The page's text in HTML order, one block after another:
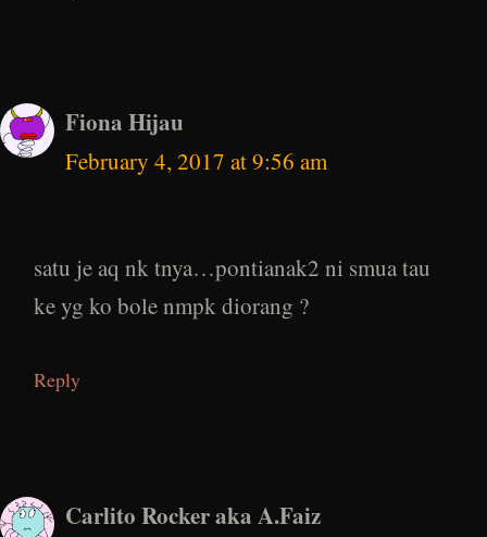
Fiona Hijau
February 4, 2017 at 9:56 am
satu je aq nk tnya…pontianak2 ni smua tau
ke yg ko bole nmpk diorang ?
Reply
Carlito Rocker aka A.Faiz